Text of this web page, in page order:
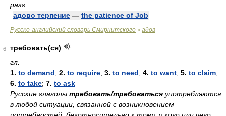
разг.
адово терпение — the patience of Job
Русско-английский словарь Смирнитского > адов
6
требовать(ся)
гл.
1. to demand; 2. to require; 3. to need; 4. to want; 5. to claim;
6. to take; 7. to ask
Русские глаголы требовать/требоваться употребляются
в любой ситуации, связанной с возникновением